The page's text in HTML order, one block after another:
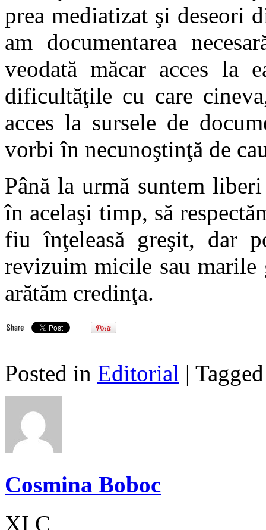
prea mediatizat şi deseori
am documentarea
veodată măcar acces la
dificultăţile cu care
acces la sursele de
vorbi în necunoştinţă de
Până la urmă suntem
în acelaşi timp, să
fiu înţeleasă greşit, dar
revizuim micile sau marile
arătăm credinţa.
Posted in Editorial |
Cosmina Boboc
XI C